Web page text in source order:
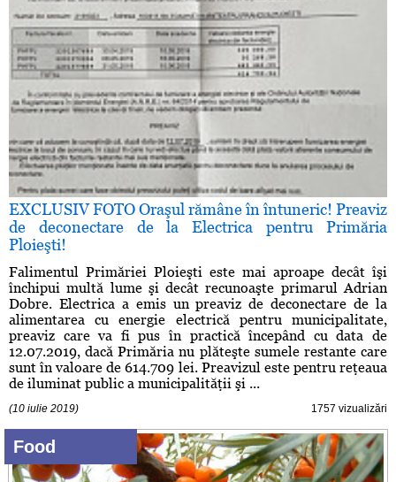
EXCLUSIV FOTO Oraşul rămâne în întuneric! Preaviz
de deconectare de la Electrica pentru Primăria
Ploieşti!
Falimentul Primăriei Ploieşti este mai aproape decât îşi
închipui multă lume şi decât recunoaşte primarul Adrian
Dobre. Electrica a emis un preaviz de deconectare de la
alimentarea cu energie electrică pentru municipalitate,
preaviz care va fi pus în practică începând cu data de
12.07.2019, dacă Primăria nu plăteşte sumele restante care
sunt în valoare de 614.709 lei. Preavizul este pentru reţeaua
de iluminat public a municipalităţii şi ...
(10 iulie 2019) 1757 vizualizări
Food